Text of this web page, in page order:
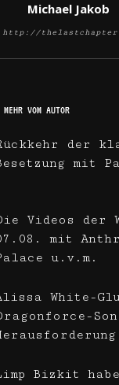
Michael Jakob
http://
MEHR VOM AUTOR
der
mit
Videos der
mit
u.v.m.
White-
Bizkit